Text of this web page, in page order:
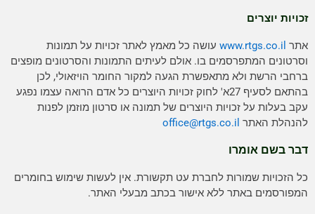
זכויות יוצרים
אתר www.rtgs.co.il עושה כל מאמץ לאתר זכויות על תמונות
וסרטונים המתפרסמים בו. אולם לעיתים התמונות והסרטונים מופצים
ברחבי הרשת ולא מתאפשרת הגעה למקור החומר הויזאולי, לכן
בהתאם לסעיף 27א' לחוק זכויות היוצרים כל אדם הרואה עצמו נפגע
עקב בעלות על זכויות היוצרים של תמונה או סרטון מוזמן לפנות
להנהלת האתר
office@rtgs.co.il
דבר בשם אומרו
כל הזכויות שמורות לחברת עט תקשורת. אין לעשות שימוש בחומרים
המפורסמים באתר ללא אישור בכתב מבעלי האתר.